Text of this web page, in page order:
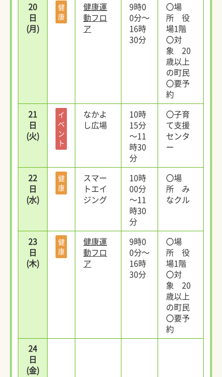
20
日
(月)
健
康
健康運
動フロ
ア
9時0
0分～
16時
30分
〇場
所 役
場1階
〇対
象 20
歳以上
の町民
〇要予
約
21
日
(火)
イ
ベ
ン
ト
なかよ
し広場
10時
15分
～11
時30
分
〇子育
て支援
センタ
ー
22
日
(水)
健
康
スマー
トエイ
ジング
10時
00分
～11
時30
分
〇場
所 み
なクル
23
日
(木)
健
康
健康運
動フロ
ア
9時0
0分～
16時
30分
〇場
所 役
場1階
〇対
象 20
歳以上
の町民
〇要予
約
24
日
(金)